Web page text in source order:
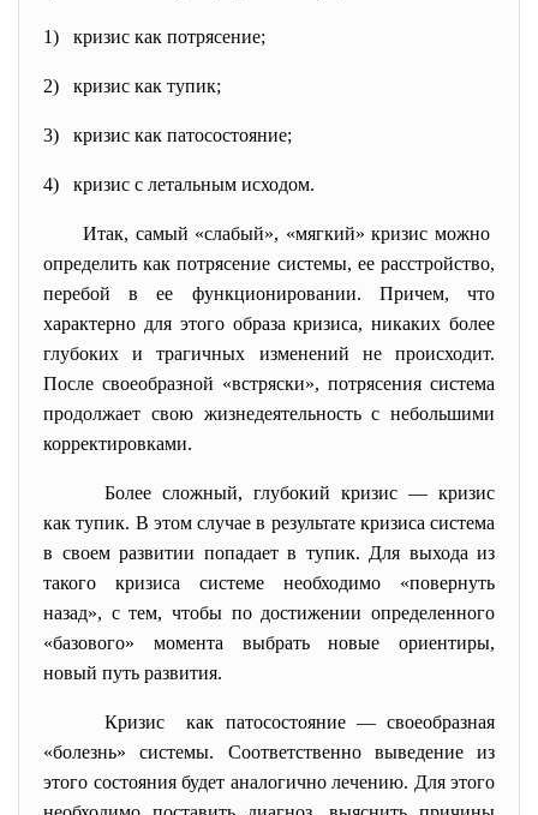
1) кризис как потрясение;
2) кризис как тупик;
3) кризис как патосостояние;
4) кризис с летальным исходом.
Итак, самый «слабый», «мягкий» кризис можно
определить как потрясение системы, ее расстройство,
перебой в ее функционировании. Причем, что
характерно для этого образа кризиса, никаких более
глубоких и трагичных изменений не происходит.
После своеобразной «встряски», потрясения система
продолжает свою жизнедеятельность с небольшими
корректировками.
Более сложный, глубокий кризис — кризис
как тупик. В этом случае в результате кризиса система
в своем развитии попадает в тупик. Для выхода из
такого кризиса системе необходимо «повернуть
назад», с тем, чтобы по достижении определенного
«базового» момента выбрать новые ориентиры,
новый путь развития.
Кризис как патосостояние — своеобразная
«болезнь» системы. Соответственно выведение из
этого состояния будет аналогично лечению. Для этого